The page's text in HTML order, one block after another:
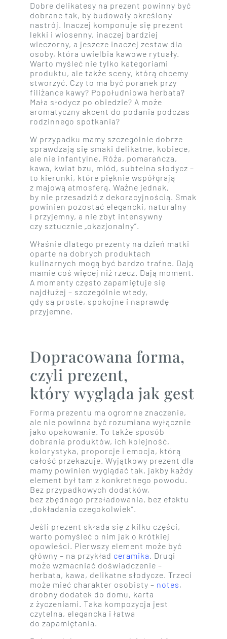
Dobre delikatesy na prezent powinny być
dobrane tak, by budowały określony
nastrój. Inaczej komponuje się prezent
lekki i wiosenny, inaczej bardziej
wieczorny, a jeszcze inaczej zestaw dla
osoby, która uwielbia kawowe rytuały.
Warto myśleć nie tylko kategoriami
produktu, ale także sceny, którą chcemy
stworzyć. Czy to ma być poranek przy
filiżance kawy? Popołudniowa herbata?
Mała słodycz po obiedzie? A może
aromatyczny akcent do podania podczas
rodzinnego spotkania?
W przypadku mamy szczególnie dobrze
sprawdzają się smaki delikatne, kobiece,
ale nie infantylne. Róża, pomarańcza,
kawa, kwiat bzu, miód, subtelna słodycz –
to kierunki, które pięknie współgrają
z majową atmosferą. Ważne jednak,
by nie przesadzić z dekoracyjnością. Smak
powinien pozostać elegancki, naturalny
i przyjemny, a nie zbyt intensywny
czy sztucznie „okazjonalny”.
Właśnie dlatego prezenty na dzień matki
oparte na dobrych produktach
kulinarnych mogą być bardzo trafne. Dają
mamie coś więcej niż rzecz. Dają moment.
A momenty często zapamiętuje się
najdłużej – szczególnie wtedy,
gdy są proste, spokojne i naprawdę
przyjemne.
Dopracowana forma,
czyli prezent,
który wygląda jak gest
Forma prezentu ma ogromne znaczenie,
ale nie powinna być rozumiana wyłącznie
jako opakowanie. To także sposób
dobrania produktów, ich kolejność,
kolorystyka, proporcje i emocja, którą
całość przekazuje. Wyjątkowy prezent dla
mamy powinien wyglądać tak, jakby każdy
element był tam z konkretnego powodu.
Bez przypadkowych dodatków,
bez zbędnego przeładowania, bez efektu
„dokładania czegokolwiek”.
Jeśli prezent składa się z kilku części,
warto pomyśleć o nim jak o krótkiej
opowieści. Pierwszy element może być
główny – na przykład ceramika. Drugi
może wzmacniać doświadczenie –
herbata, kawa, delikatne słodycze. Trzeci
może mieć charakter osobisty – notes,
drobny dodatek do domu, karta
z życzeniami. Taka kompozycja jest
czytelna, elegancka i łatwa
do zapamiętania.